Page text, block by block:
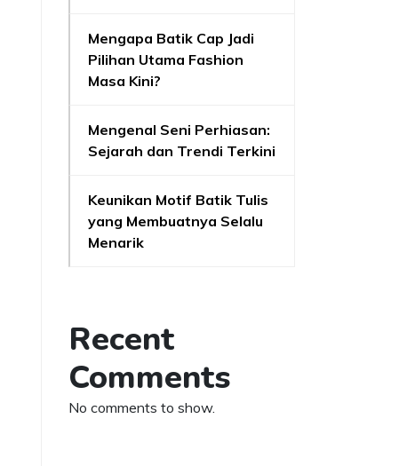
Mengapa Batik Cap Jadi
Pilihan Utama Fashion
Masa Kini?
Mengenal Seni Perhiasan:
Sejarah dan Trendi Terkini
Keunikan Motif Batik Tulis
yang Membuatnya Selalu
Menarik
Recent
Comments
No comments to show.